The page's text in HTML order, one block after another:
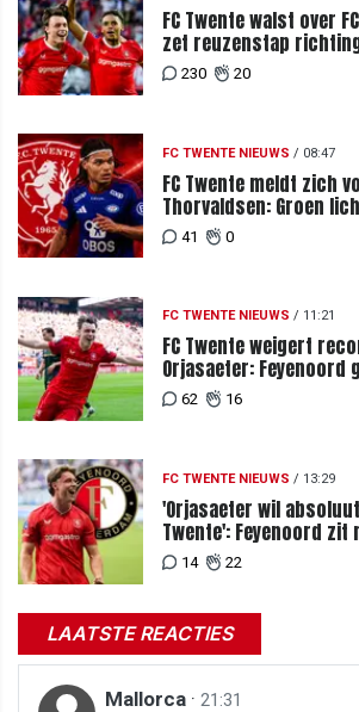
FC Twente walst over
zet reuzenstap
230 20
FC TWENTE NIEUWS / 08:47
FC Twente meldt zich
Thorvaldsen: Groen
miljoenenbod
41 0
FC TWENTE NIEUWS / 11:21
FC Twente weigert
Orjasaeter: Feyenoord
megabod
62 16
FC TWENTE NIEUWS / 13:29
'Orjasaeter wil
Twente': Feyenoord
recordbod
14 22
LAATSTE REACTIES
Mallorca · 21:31